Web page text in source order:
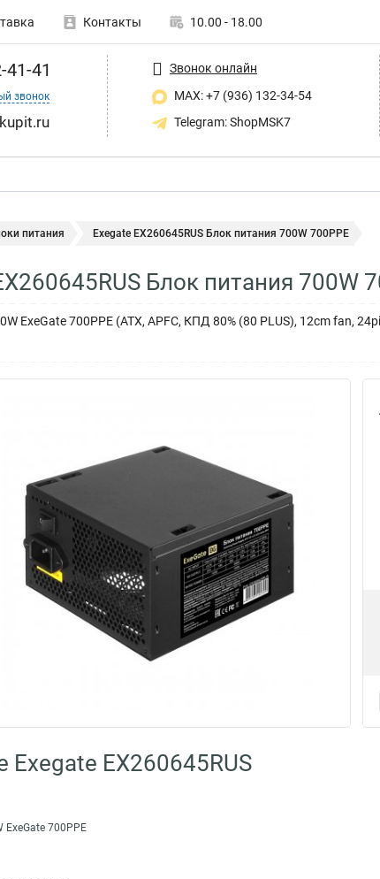
Контакты 10.00 - 18.00
41-41
звонок
Звонок онлайн
MAX: +7 (936) 132-34-54
Telegram: ShopMSK7
питания Exegate EX260645RUS Блок питания 700W 700PPE
Блок питания 700W
ExeGate 700PPE (ATX, APFC, КПД 80% (80 PLUS), 12cm fan,
Exegate EX260645RUS
ExeGate 700PPE